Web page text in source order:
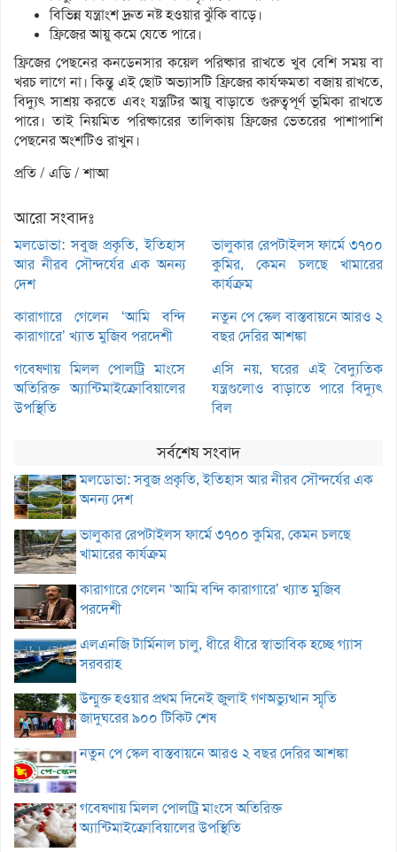
বিভিন্ন যন্ত্রাংশ দ্রুত নষ্ট হওয়ার ঝুঁকি বাড়ে।
ফ্রিজের আয়ু কমে যেতে পারে।
ফ্রিজের পেছনের কনডেনসার কয়েল পরিষ্কার রাখতে খুব বেশি সময় বা
খরচ লাগে না। কিন্তু এই ছোট অভ্যাসটি ফ্রিজের কার্যক্ষমতা বজায় রাখতে,
বিদ্যুৎ সাশ্রয় করতে এবং যন্ত্রটির আয়ু বাড়াতে গুরুত্বপূর্ণ ভূমিকা রাখতে
পারে। তাই নিয়মিত পরিষ্কারের তালিকায় ফ্রিজের ভেতরের পাশাপাশি
পেছনের অংশটিও রাখুন।
প্রতি / এডি / শাআ
আরো সংবাদঃ
মলডোভা: সবুজ প্রকৃতি, ইতিহাস
আর নীরব সৌন্দর্যের এক অনন্য
দেশ
ভালুকার রেপটাইলস ফার্মে ৩৭০০
কুমির, কেমন চলছে খামারের
কার্যক্রম
কারাগারে গেলেন ‘আমি বন্দি
কারাগারে’ খ্যাত মুজিব পরদেশী
নতুন পে স্কেল বাস্তবায়নে আরও ২
বছর দেরির আশঙ্কা
গবেষণায় মিলল পোলট্রি মাংসে
অতিরিক্ত অ্যান্টিমাইক্রোবিয়ালের
উপস্থিতি
এসি নয়, ঘরের এই বৈদ্যুতিক
যন্ত্রগুলোও বাড়াতে পারে বিদ্যুৎ
বিল
সর্বশেষ সংবাদ
মলডোভা: সবুজ প্রকৃতি, ইতিহাস আর নীরব সৌন্দর্যের এক
অনন্য দেশ
ভালুকার রেপটাইলস ফার্মে ৩৭০০ কুমির, কেমন চলছে
খামারের কার্যক্রম
কারাগারে গেলেন ‘আমি বন্দি কারাগারে’ খ্যাত মুজিব
পরদেশী
এলএনজি টার্মিনাল চালু, ধীরে ধীরে স্বাভাবিক হচ্ছে গ্যাস
সরবরাহ
উন্মুক্ত হওয়ার প্রথম দিনেই জুলাই গণঅভ্যুত্থান স্মৃতি
জাদুঘরের ৯০০ টিকিট শেষ
নতুন পে স্কেল বাস্তবায়নে আরও ২ বছর দেরির আশঙ্কা
গবেষণায় মিলল পোলট্রি মাংসে অতিরিক্ত
অ্যান্টিমাইক্রোবিয়ালের উপস্থিতি